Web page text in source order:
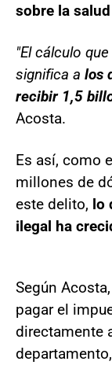
sobre la
"El cálculo
significa a los
recibir 1,5
Acosta.
Es así, como
millones de
este delito, lo
ilegal ha
Según
pagar el
directamente